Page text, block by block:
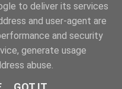
All Rights
to deliver its services
and user-agent are
and security
generate usage
abuse.